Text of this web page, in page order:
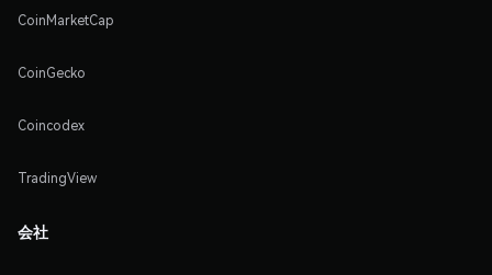
CoinMarketCap
CoinGecko
Coincodex
TradingView
会社